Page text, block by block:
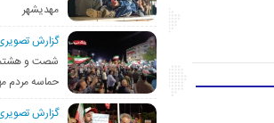
مهدیشهر
گزارش
شصت و
حماسه مردم
گزارش